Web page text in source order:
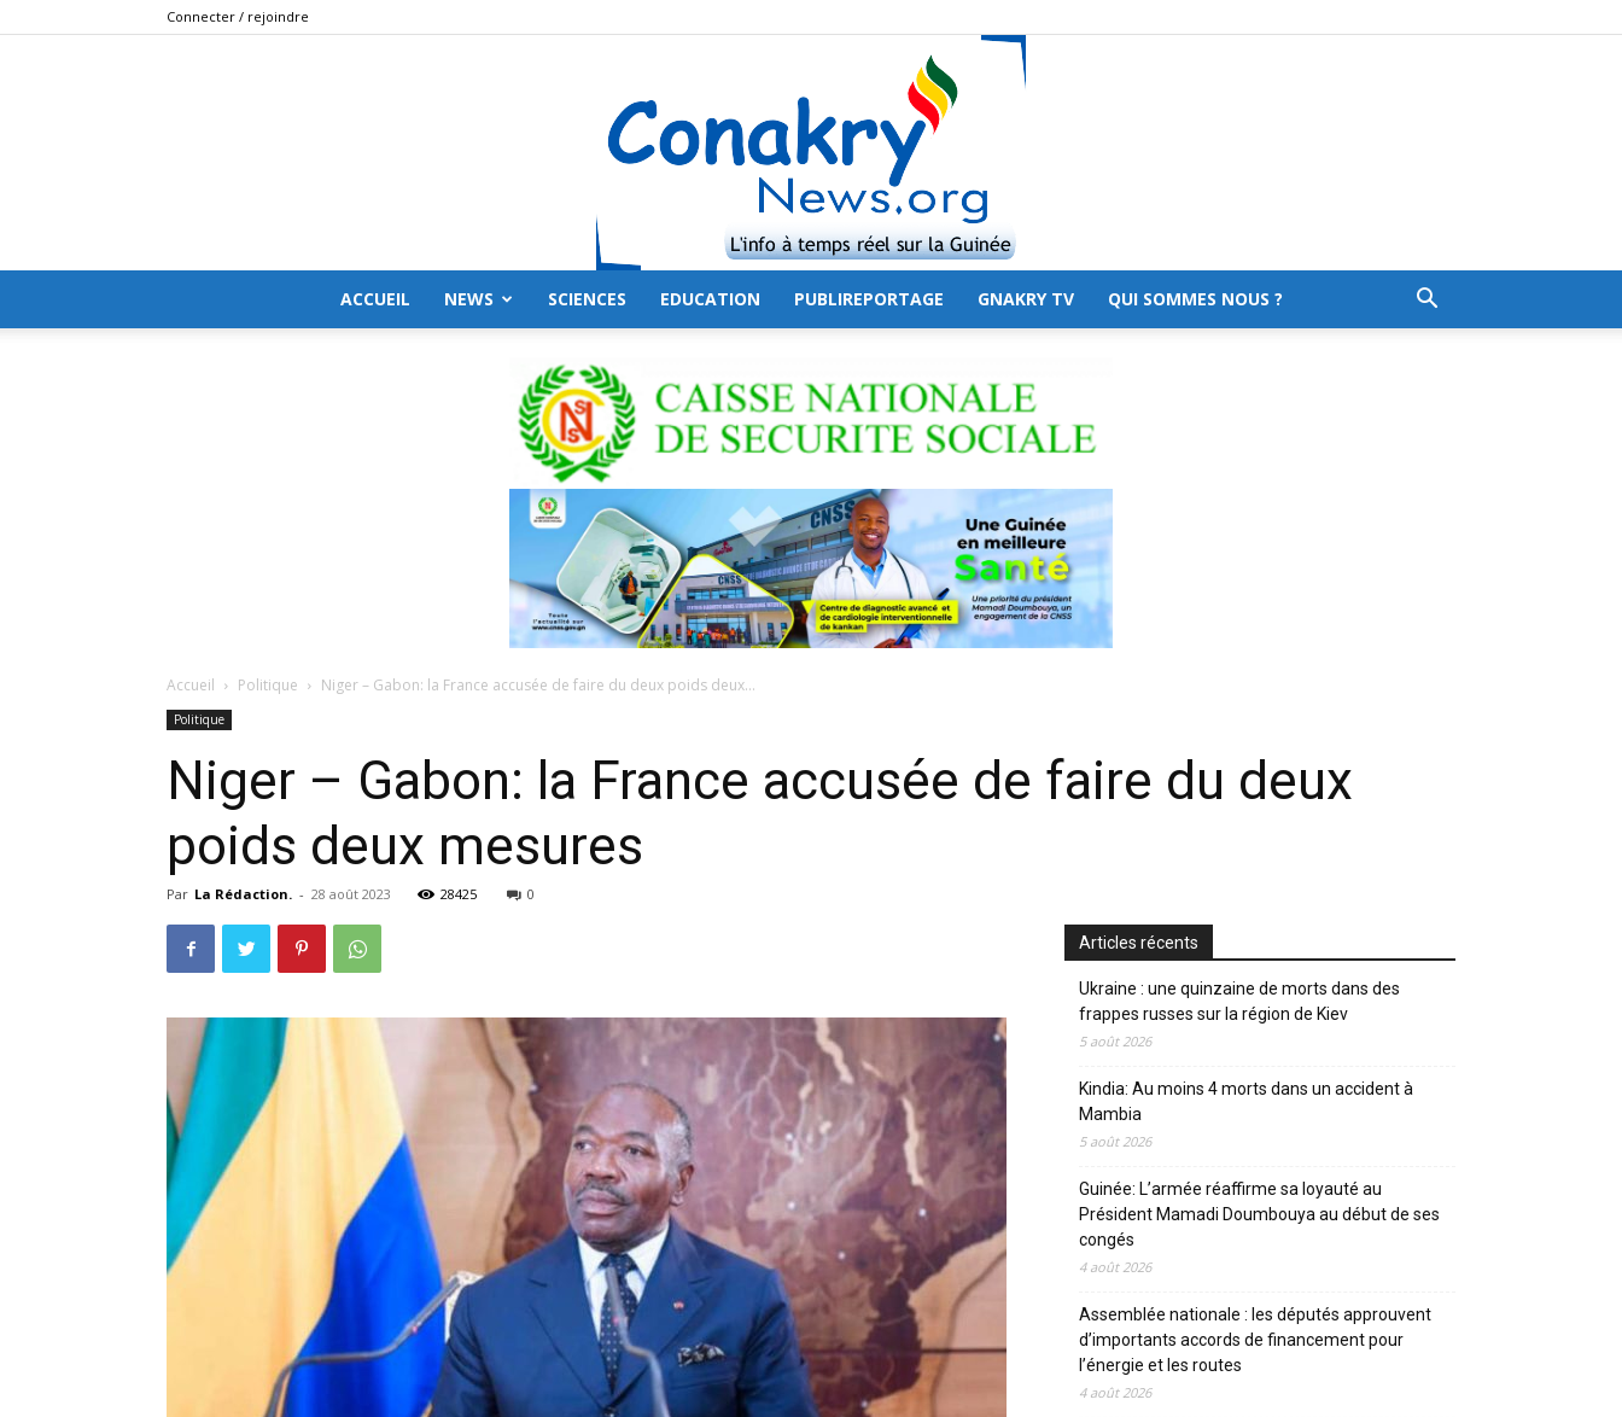
Connecter / rejoindre
ACCUEIL NEWS SCIENCES EDUCATION PUBLIREPORTAGE GNAKRY TV QUI SOMMES NOUS ?
Accueil Politique Niger – Gabon: la France accusée de faire du deux poids deux...
Politique
Niger – Gabon: la France accusée de faire du deux
poids deux mesures
Par La Rédaction. - 28 août 2023 28425 0
Articles récents
Ukraine : une quinzaine de morts dans des
frappes russes sur la région de Kiev
5 août 2026
Kindia: Au moins 4 morts dans un accident à
Mambia
5 août 2026
Guinée: L’armée réaffirme sa loyauté au
Président Mamadi Doumbouya au début de ses
congés
4 août 2026
Assemblée nationale : les députés approuvent
d’importants accords de financement pour
l’énergie et les routes
4 août 2026